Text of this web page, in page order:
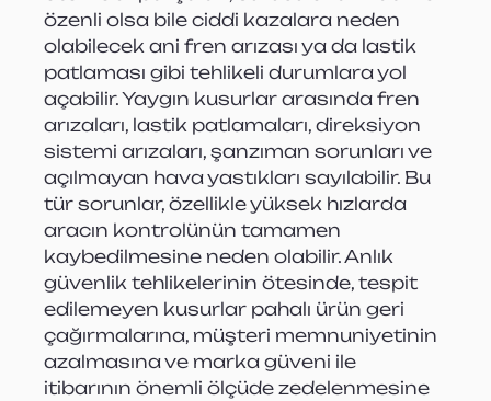
özenli olsa bile ciddi kazalara neden
olabilecek ani fren arızası ya da lastik
patlaması gibi tehlikeli durumlara yol
açabilir. Yaygın kusurlar arasında fren
arızaları, lastik patlamaları, direksiyon
sistemi arızaları, şanzıman sorunları ve
açılmayan hava yastıkları sayılabilir. Bu
tür sorunlar, özellikle yüksek hızlarda
aracın kontrolünün tamamen
kaybedilmesine neden olabilir. Anlık
güvenlik tehlikelerinin ötesinde, tespit
edilemeyen kusurlar pahalı ürün geri
çağırmalarına, müşteri memnuniyetinin
azalmasına ve marka güveni ile
itibarının önemli ölçüde zedelenmesine